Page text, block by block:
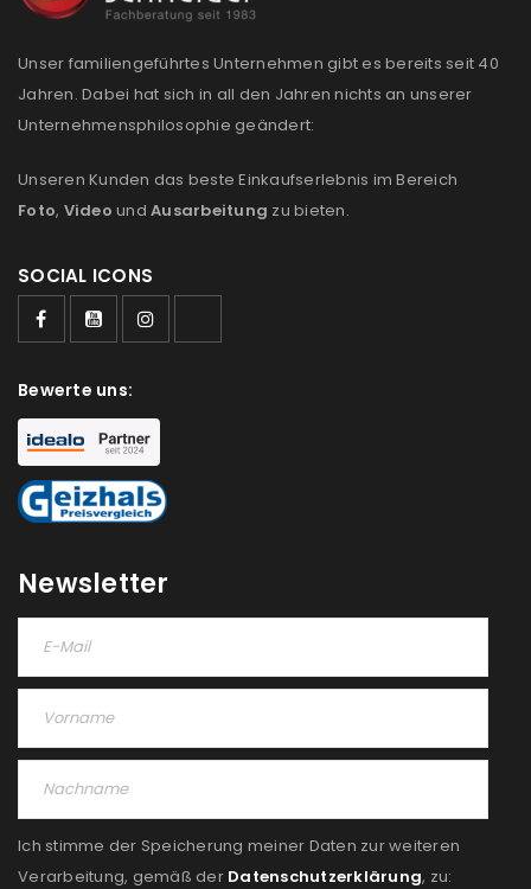
ANMELDEN
Benutzername oder E-Mail-Adresse
ANMELDEN
PASSWORT VERGESSEN?
REGISTRIEREN
Unser familiengeführtes Unternehmen gibt es bereits seit 40
Jahren. Dabei hat sich in all den Jahren nichts an unserer
Unternehmensphilosophie geändert:
Unseren Kunden das beste Einkaufserlebnis im Bereich
Foto, Video und Ausarbeitung zu bieten.
SOCIAL ICONS
Bewerte uns:
Newsletter
Ich stimme der Speicherung meiner Daten zur weiteren
Verarbeitung, gemäß der Datenschutzerklärung, zu: